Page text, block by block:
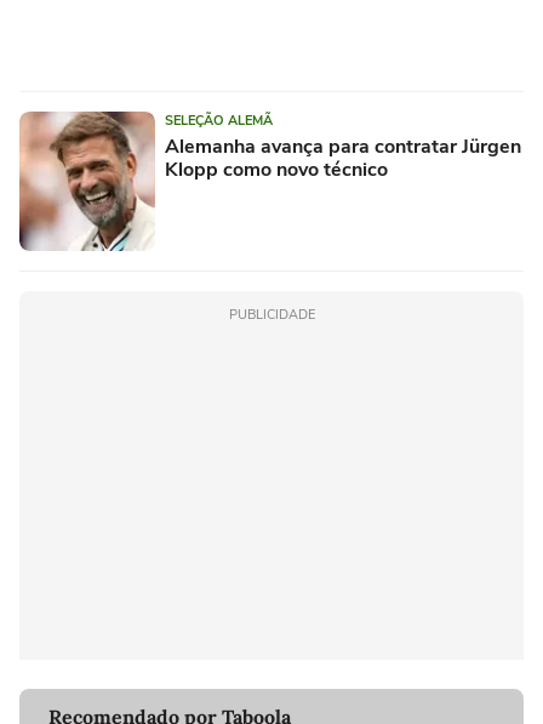
SELEÇÃO ALEMÃ
Alemanha avança para contratar Jürgen
Klopp como novo técnico
PUBLICIDADE
Recomendado por Taboola